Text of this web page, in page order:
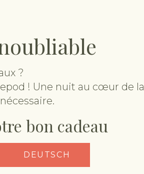
?
! Une nuit au cœur de la
bon cadeau
DEUTSCH